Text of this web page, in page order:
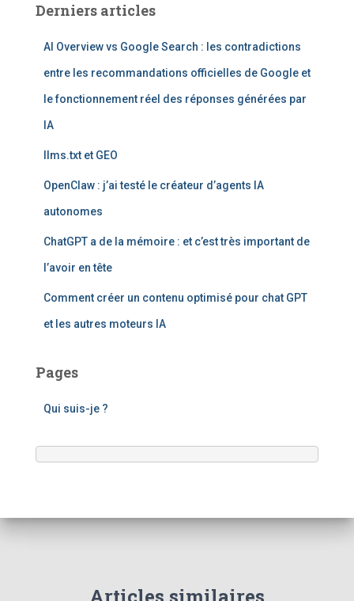
r
Derniers articles
AI Overview vs Google Search : les contradictions
entre les recommandations officielles de Google et
le fonctionnement réel des réponses générées par
IA
llms.txt et GEO
OpenClaw : j’ai testé le créateur d’agents IA
autonomes
ChatGPT a de la mémoire : et c’est très important de
l’avoir en tête
Comment créer un contenu optimisé pour chat GPT
et les autres moteurs IA
Pages
Qui suis-je ?